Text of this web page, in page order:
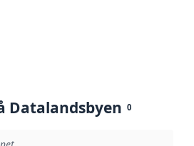
Datalandsbyen 0